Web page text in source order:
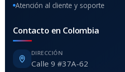
Atención al cliente y soporte
Contacto en Colombia
DIRECCIÓN
Calle 9 #37A-62